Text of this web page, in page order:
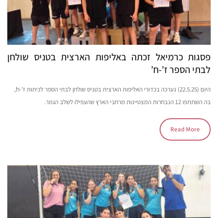
פסגות כרמיאל זכתה באליפות הארצית בטניס שולחן
לבתי הספר ז’-ח’
היום (22.5.25) נערכה בכדורי האליפות הארצית בטניס שולחן לבתי הספר לכיתות ז’-ח’,
בה השתתפו 12 הנבחרות המצטיינות מרחבי הארץ שהעפילו לשלב הגמר.
Read More